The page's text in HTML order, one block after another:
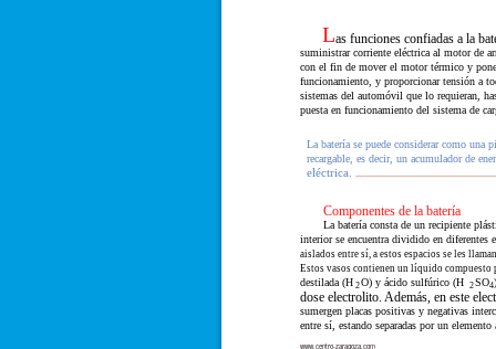
www.centro-zaragoza.com
as funciones confiadas a la
suministrar corriente eléctrica al motor de
con el fin de mover el motor térmico y
funcionamiento, y proporcionar tensión a
sistemas del automóvil que lo requieran,
puesta en funcionamiento del sistema de
Componentes de la batería
La batería consta de un recipiente
interior se encuentra dividido en diferentes
aislados entre sí, a estos espacios se les
Estos vasos contienen un líquido compuesto
destilada (H 2O) y ácido sulfúrico (H 2SO4
dose electrolito. Además, en este
sumergen placas positivas y negativas
entre sí, estando separadas por un elemento
L
La batería se puede considerar como una
recargable, es decir, un acumulador de
eléctrica.